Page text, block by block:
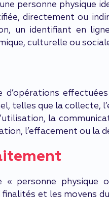
personne physique
directement ou
un identifiant en
culturelle ou
telles que la collecte,
la
l’effacement ou la
personne physique
finalités et les moyens